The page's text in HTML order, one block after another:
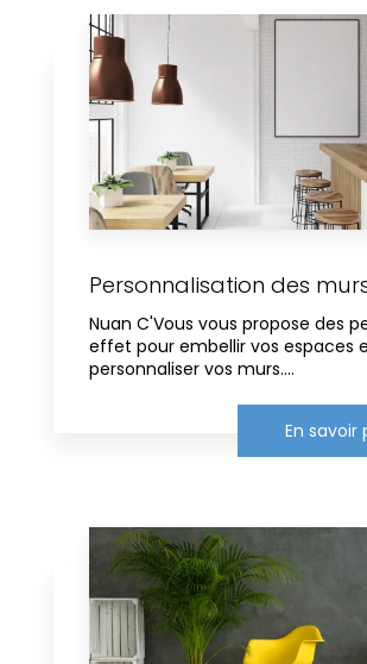
Personnalisation des
Nuan C'Vous vous propose des
effet pour embellir vos espaces
personnaliser vos murs....
En savoir